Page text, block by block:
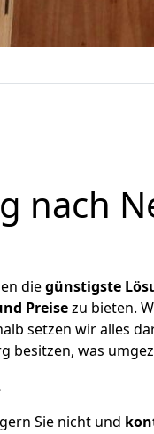
nach
diegünstigste
Preisezu bieten.
setzen wir alles
besitzen, was
Sie nicht und